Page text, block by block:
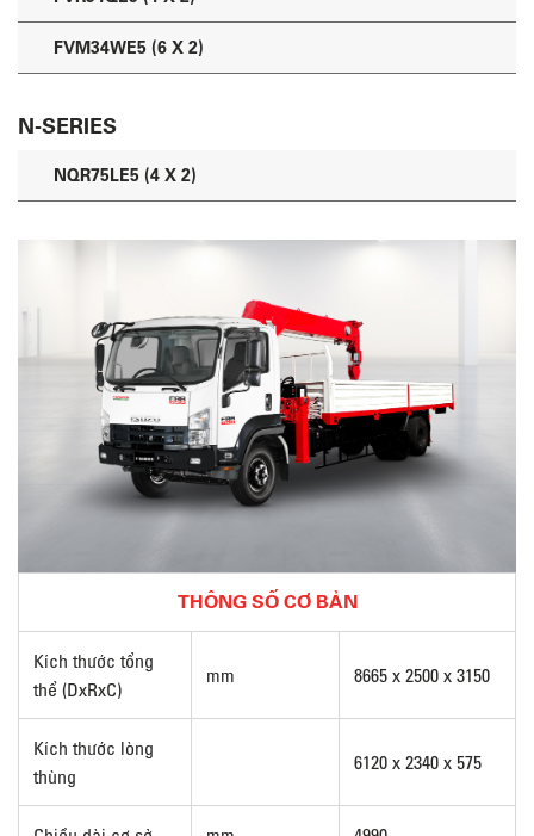
THÔNG SỐ CƠ BẢN
Kích thước tổng
thể (DxRxC)
mm 8665 x 2500 x 3150
Kích thước lòng
thùng
6120 x 2340 x 575
FVM34WE5 (6 X 2)
N-SERIES
NQR75LE5 (4 X 2)